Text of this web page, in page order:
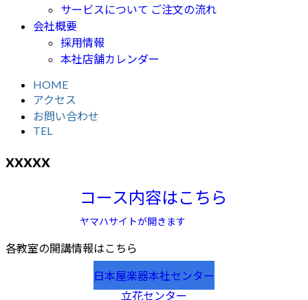
サービスについて ご注文の流れ
会社概要
採用情報
本社店舗カレンダー
HOME
アクセス
お問い合わせ
TEL
xxxxx
コース内容はこちら
ヤマハサイトが開きます
各教室の開講情報はこちら
日本屋楽器本社センター
立花センター